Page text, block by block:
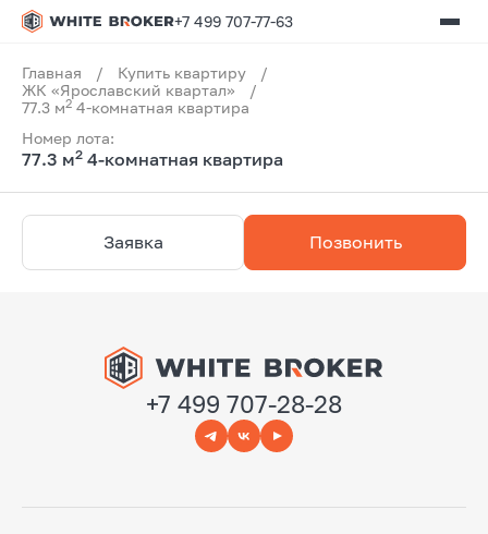
+7 499 707-77-63
Главная / Купить квартиру
/
ЖК «Ярославский квартал»
/
77.3 м2 4-комнатная квартира
Номер лота:
77.3 м2 4-комнатная квартира
Заявка Позвонить
+7 499 707-28-28